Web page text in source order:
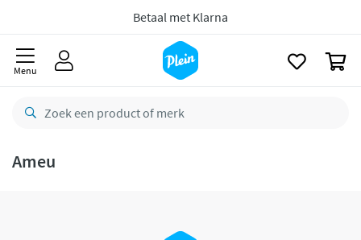
Betaal met Klarna
Menu
Ameu